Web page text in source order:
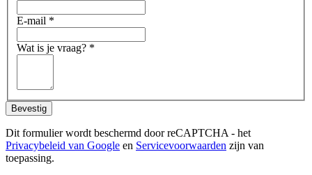
E-mail *
Wat is je vraag? *
Bevestig
Dit formulier wordt beschermd door reCAPTCHA - het
Privacybeleid van Google en Servicevoorwaarden zijn van
toepassing.